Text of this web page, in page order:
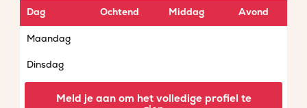
Dag Ochtend Middag Avond
Maandag
Dinsdag
Meld je aan om het volledige profiel te